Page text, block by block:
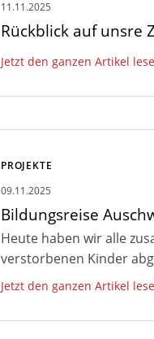
11.11.2025
Rückblick auf unsre
Jetzt den ganzen Artikel
PROJEKTE
09.11.2025
Bildungsreise
Heute haben wir alle
verstorbenen Kinder
Jetzt den ganzen Artikel